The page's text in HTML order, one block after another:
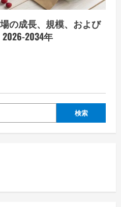
の成長、規模、および
2034年
検索